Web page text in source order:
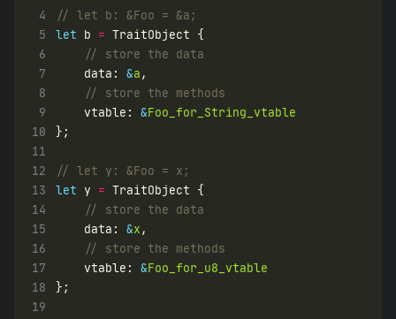
4
5
let b =
6
7
    data:
&a
8
9
    vtable:
&Foo_for_String_vtable
10
11
12
13
let y =
14
15
    data:
&x
16
17
    vtable:
&Foo_for_u8_vtable
18
19